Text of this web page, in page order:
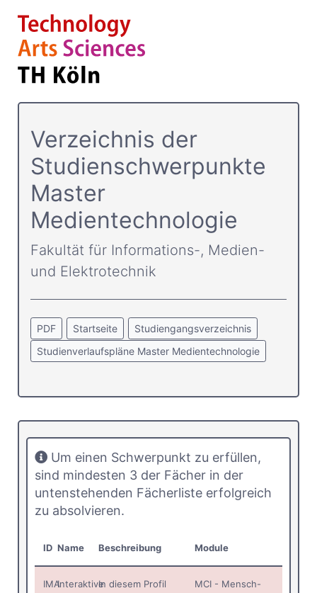
Verzeichnis der
Studienschwerpunkte
Master
Medientechnologie
Fakultät für Informations-, Medien-
und Elektrotechnik
PDF Startseite
Studiengangsverzeichnis
Studienverlaufspläne Master Medientechnologie
Um einen Schwerpunkt zu erfüllen,
sind mindesten 3 der Fächer in der
untenstehenden Fächerliste erfolgreich
zu absolvieren.
ID Name Beschreibung Module
IMAInteraktiveIn diesem Profil
MCI - Mensch-